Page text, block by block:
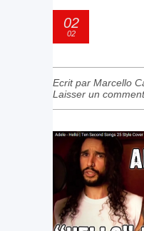
02
02
Ecrit par Marcello
Laisser un